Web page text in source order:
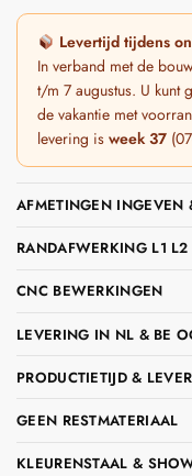
Levertijd tijdens
In verband met de
t/m 7 augustus. U
de vakantie met
levering is week 37
AFMETINGEN INGEVEN
RANDAFWERKING L1 L2
CNC BEWERKINGEN
LEVERING IN NL & BE
PRODUCTIETIJD &
GEEN RESTMATERIAAL
KLEURENSTAAL &